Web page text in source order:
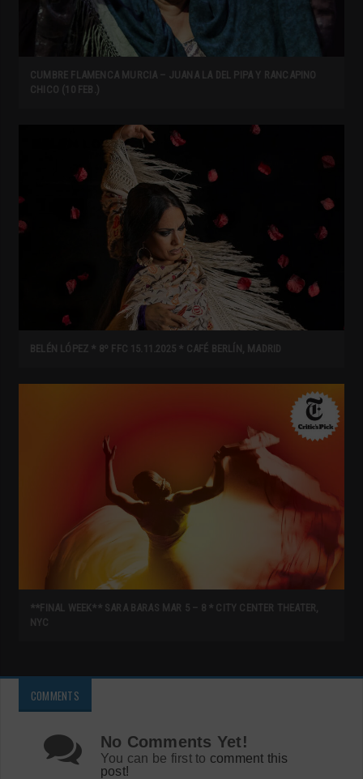
CUMBRE FLAMENCA MURCIA – JUANA LA DEL PIPA Y RANCAPINO
CHICO (10 FEB.)
BELÉN LÓPEZ * 8º FFC 15.11.2025 * CAFÉ BERLÍN, MADRID
**FINAL WEEK** SARA BARAS MAR 5 – 8 * CITY CENTER THEATER,
NYC
COMMENTS
No Comments Yet!
You can be first to comment this
post!